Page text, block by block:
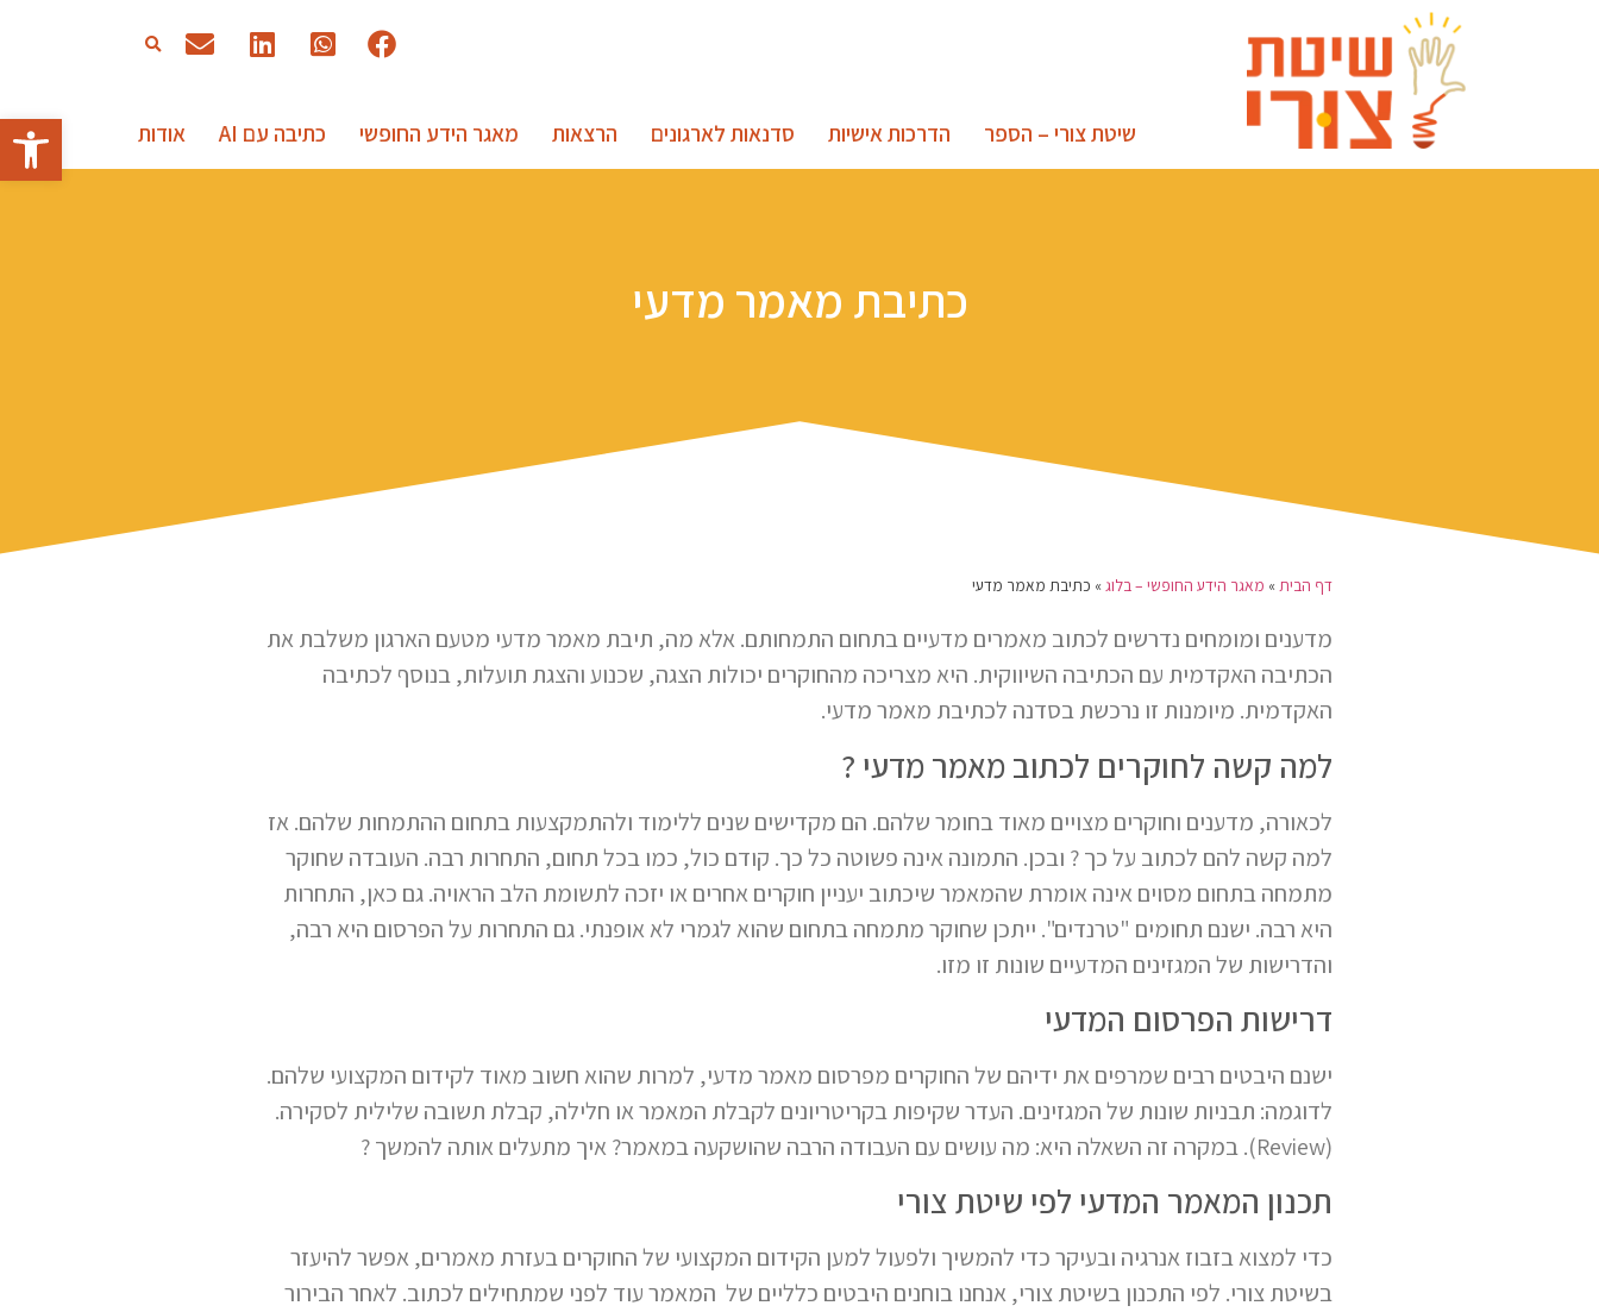
שיטת צורי – הספר הדרכות אישיות סדנאות לארגונים הרצאות מאגר הידע החופשי כתיבה עם AI אודות
כתיבת מאמר מדעי
דף הבית » מאגר הידע החופשי – בלוג » כתיבת מאמר מדעי
מדענים ומומחים נדרשים לכתוב מאמרים מדעיים בתחום התמחותם. אלא מה, תיבת מאמר מדעי מטעם הארגון משלבת את
הכתיבה האקדמית עם הכתיבה השיווקית. היא מצריכה מהחוקרים יכולות הצגה, שכנוע והצגת תועלות, בנוסף לכתיבה
האקדמית. מיומנות זו נרכשת בסדנה לכתיבת מאמר מדעי.
למה קשה לחוקרים לכתוב מאמר מדעי ?
לכאורה, מדענים וחוקרים מצויים מאוד בחומר שלהם. הם מקדישים שנים ללימוד ולהתמקצעות בתחום ההתמחות שלהם. אז
למה קשה להם לכתוב על כך ? ובכן. התמונה אינה פשוטה כל כך. קודם כול, כמו בכל תחום, התחרות רבה. העובדה שחוקר
מתמחה בתחום מסוים אינה אומרת שהמאמר שיכתוב יעניין חוקרים אחרים או יזכה לתשומת הלב הראויה. גם כאן, התחרות
היא רבה. ישנם תחומים "טרנדים". ייתכן שחוקר מתמחה בתחום שהוא לגמרי לא אופנתי. גם התחרות על הפרסום היא רבה,
והדרישות של המגזינים המדעיים שונות זו מזו.
דרישות הפרסום המדעי
ישנם היבטים רבים שמרפים את ידיהם של החוקרים מפרסום מאמר מדעי, למרות שהוא חשוב מאוד לקידום המקצועי שלהם.
לדוגמה: תבניות שונות של המגזינים. העדר שקיפות בקריטריונים לקבלת המאמר או חלילה, קבלת תשובה שלילית לסקירה.
(Review). במקרה זה השאלה היא: מה עושים עם העבודה הרבה שהושקעה במאמר? איך מתעלים אותה להמשך ?
תכנון המאמר המדעי לפי שיטת צורי
כדי למצוא בזבוז אנרגיה ובעיקר כדי להמשיך ולפעול למען הקידום המקצועי של החוקרים בעזרת מאמרים, אפשר להיעזר
בשיטת צורי. לפי התכנון בשיטת צורי, אנחנו בוחנים היבטים כלליים של המאמר עוד לפני שמתחילים לכתוב. לאחר הבירור
פתח